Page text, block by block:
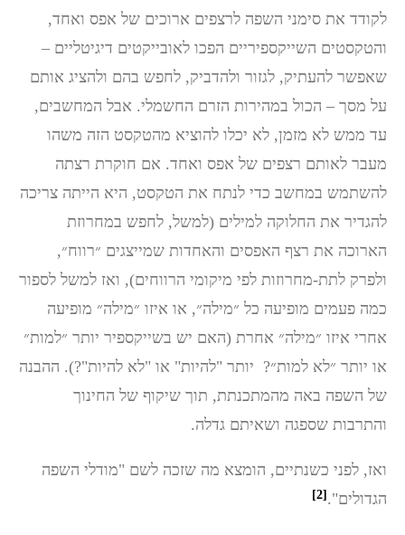
לקודד את סימני השפה לרצפים ארוכים של אפס ואחד,
והטקסטים השייקספיריים הפכו לאובייקטים דיגיטליים –
שאפשר להעתיק, לגזור ולהדביק, לחפש בהם ולהציג אותם
על מסך – הכול במהירות הזרם החשמלי. אבל המחשבים,
עד ממש לא מזמן, לא יכלו להוציא מהטקסט הזה משהו
מעבר לאותם רצפים של אפס ואחד. אם חוקרת רצתה
להשתמש במחשב כדי לנתח את הטקסט, היא הייתה צריכה
להגדיר את החלוקה למילים (למשל, לחפש במחרוזת
הארוכה את רצף האפסים והאחדות שמייצגים ״רווח״,
ולפרק לתת-מחרוזות לפי מיקומי הרווחים), ואז למשל לספור
כמה פעמים מופיעה כל ״מילה״, או איזו ״מילה״ מופיעה
אחרי איזו ״מילה״ אחרת (האם יש בשייקספיר יותר ״למות״
או יותר ״לא למות״? יותר "להיות" או "לא להיות"?). ההבנה
של השפה באה מהמתכנתת, תוך שיקוף של החינוך
והתרבות שספגה ושאיתם גדלה.
ואז, לפני כשנתיים, הומצא מה שזכה לשם "מודלי השפה
הגדולים". [2]